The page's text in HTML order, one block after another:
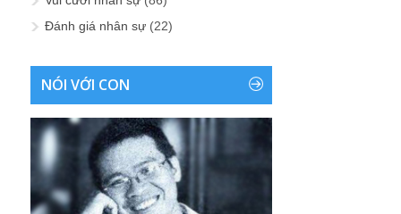
Đánh giá nhân sự (22)
NÓI VỚI CON